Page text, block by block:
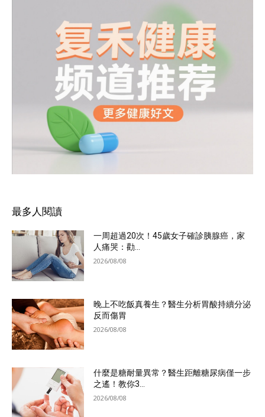
最多人閱讀
一周超過20次！45歲女子確診胰腺癌，家
人痛哭：勸...
2026/08/08
晚上不吃飯真養生？醫生分析胃酸持續分泌
反而傷胃
2026/08/08
什麼是糖耐量異常？醫生距離糖尿病僅一步
之遙！教你3...
2026/08/08